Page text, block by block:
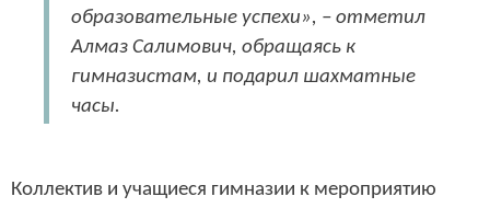
образовательные успехи», – отметил
Алмаз Салимович, обращаясь к
гимназистам, и подарил шахматные
часы.
Коллектив и учащиеся гимназии к мероприятию